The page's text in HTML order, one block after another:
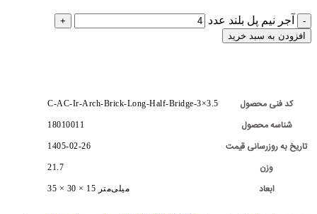
آجر نیم پل بلند عدد
افزودن به سبد خرید
کد فنی محصول C-AC-Ir-Arch-Brick-Long-Half-Bridge-3×3.5
شناسه محصول 18010011
تاریخ به روزرسانی قیمت 1405-02-26
وزن 21.7
ابعاد 35 × 30 × 15 میلی‌متر